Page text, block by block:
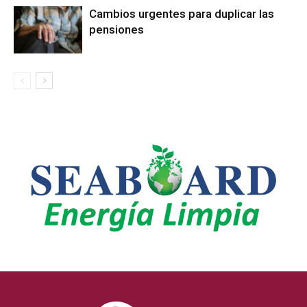
Cambios urgentes para duplicar las
pensiones